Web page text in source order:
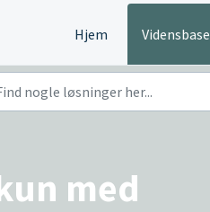
Hjem Vidensbase
med